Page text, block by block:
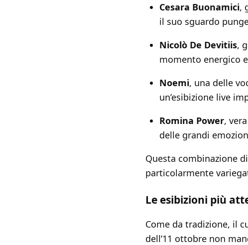
Cesara Buonamici,
il suo sguardo
Nicolò De Devitiis,
momento energico
Noemi, una delle
un’esibizione live
Romina Power,
delle grandi
Questa combinazione di
particolarmente
Le esibizioni più
Come da tradizione, il
dell’11 ottobre non